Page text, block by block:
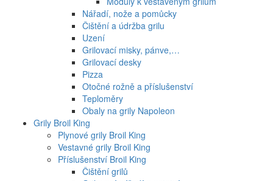
Nářadí, nože a pomůcky
Čištění a údržba grilu
Uzení
Grilovací misky, pánve,…
Grilovací desky
Pizza
Otočné rožně a příslušenství
Teploměry
Obaly na grily Napoleon
Grily Broil King
Plynové grily Broil King
Vestavné grily Broil King
Příslušenství Broil King
Čištění grilů